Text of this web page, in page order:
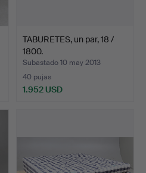
TABURETES, un par, 18 /
1800.
Subastado 10 may 2013
40 pujas
1.952 USD